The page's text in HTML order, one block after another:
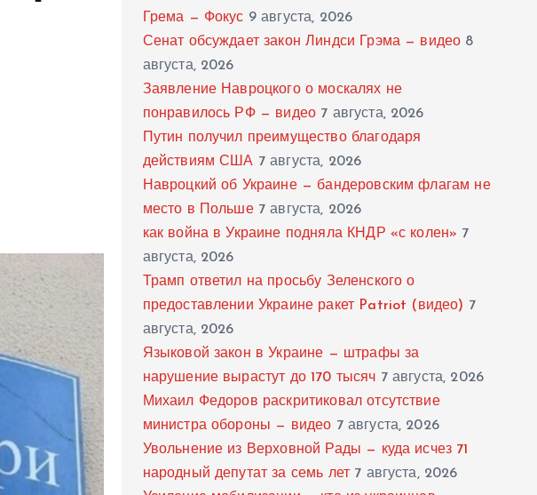
Грема — Фокус 9 августа, 2026
Сенат обсуждает закон Линдси Грэма — видео 8
августа, 2026
Заявление Навроцкого о москалях не
понравилось РФ — видео 7 августа, 2026
Путин получил преимущество благодаря
действиям США 7 августа, 2026
Навроцкий об Украине — бандеровским флагам не
место в Польше 7 августа, 2026
как война в Украине подняла КНДР «с колен» 7
августа, 2026
Трамп ответил на просьбу Зеленского о
предоставлении Украине ракет Patriot (видео) 7
августа, 2026
Языковой закон в Украине — штрафы за
нарушение вырастут до 170 тысяч 7 августа, 2026
Михаил Федоров раскритиковал отсутствие
министра обороны — видео 7 августа, 2026
Увольнение из Верховной Рады — куда исчез 71
народный депутат за семь лет 7 августа, 2026